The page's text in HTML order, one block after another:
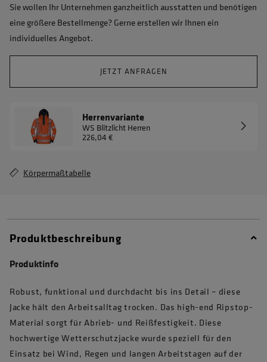
Sie wollen Ihr Unternehmen ganzheitlich ausstatten und benötigen
eine größere Bestellmenge? Gerne erstellen wir Ihnen ein
individuelles Angebot.
JETZT ANFRAGEN
Herrenvariante
WS Blitzlicht Herren
226,04 €
Körpermaßtabelle
Produktbeschreibung
Produktinfo
Robust, funktional und durchdacht bis ins Detail – diese
Jacke hält den Arbeitsalltag trocken. Das high-end Ripstop-
Material sorgt für Abrieb- und Reißfestigkeit. Diese
hochwertige Wetterschutzjacke wurde speziell für den
Einsatz bei Wind, Regen und langen Arbeitstagen auf der